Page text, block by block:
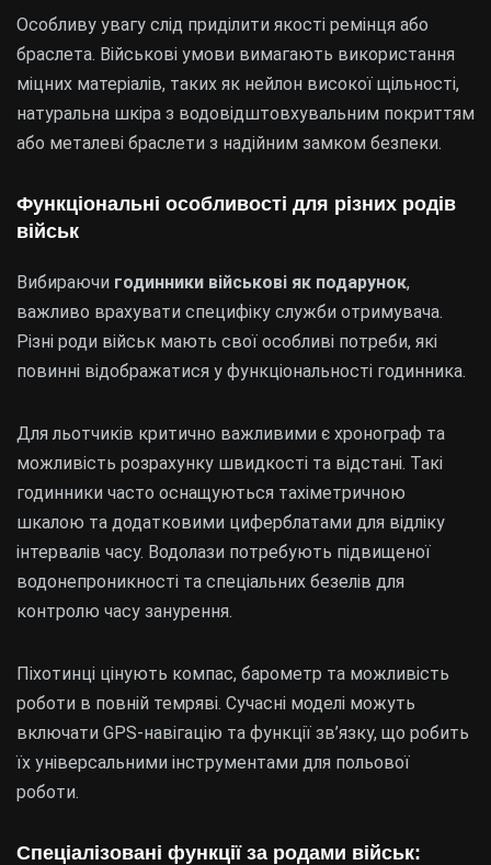
Особливу увагу слід приділити якості ремінця або
браслета. Військові умови вимагають використання
міцних матеріалів, таких як нейлон високої щільності,
натуральна шкіра з водовідштовхувальним покриттям
або металеві браслети з надійним замком безпеки.
Функціональні особливості для різних родів
військ
Вибираючи годинники військові як подарунок,
важливо врахувати специфіку служби отримувача.
Різні роди військ мають свої особливі потреби, які
повинні відображатися у функціональності годинника.
Для льотчиків критично важливими є хронограф та
можливість розрахунку швидкості та відстані. Такі
годинники часто оснащуються тахіметричною
шкалою та додатковими циферблатами для відліку
інтервалів часу. Водолази потребують підвищеної
водонепроникності та спеціальних безелів для
контролю часу занурення.
Піхотинці цінують компас, барометр та можливість
роботи в повній темряві. Сучасні моделі можуть
включати GPS-навігацію та функції зв’язку, що робить
їх універсальними інструментами для польової
роботи.
Спеціалізовані функції за родами військ: